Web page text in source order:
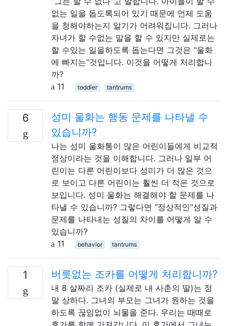
없는 일을 돕도록되어 있기 때문에 언제 도움
을 청해야하는지 알기가 어려워집니다. 그러나
자녀가 할 수없는 말을 할 수 있지만 실제로는
할 수있는 일을하도록 돕는다면 그것은 "울화
에 빠지는"것입니다. 이것을 어떻게 처리합니
까?
11
toddler tantrums
6
성미 울화는 행동 문제를 나타낼 수
있습니까?
나는 성미 울화통이 많은 어린이들에게 비교적
정상이라는 것을 이해합니다. 그러나 일부 어
린이는 다른 어린이보다 성미가 더 많은 것으
로 보이고 다른 어린이는 훨씬 더 적은 것으로
보입니다. 성미 울화는 해결해야 할 문제를 나
타낼 수 있습니까? 그렇다면 "정상적인"성질과
문제를 나타내는 성질의 차이를 어떻게 알 수
있습니까?
11
behavior tantrums
1 버릇없는 조카를 어떻게 처리합니까?
내 8 살짜리 조카 (실제로 내 사촌의 딸)는 정
말 상하다. 그녀의 부모는 그녀가 원하는 것을
하도록 끊임없이 뇌물을 준다. 우리는 때때로